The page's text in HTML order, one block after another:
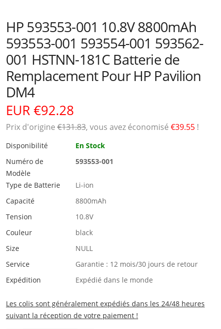
HP 593553-001 10.8V 8800mAh
593553-001 593554-001 593562-
001 HSTNN-181C Batterie de
Remplacement Pour HP Pavilion
DM4
EUR €92.28
Prix ​​d'origine €131.83, vous avez économisé €39.55 !
Disponibilité
En Stock
Numéro de
Modèle
593553-001
Type de Batterie
Li-ion
Capacité
8800mAh
Tension
10.8V
Couleur
black
Size
NULL
Service
Garantie : 12 mois/30 jours de retour
Expédition
Expédié dans le monde
Les colis sont généralement expédiés dans les 24/48 heures
suivant la réception de votre paiement !